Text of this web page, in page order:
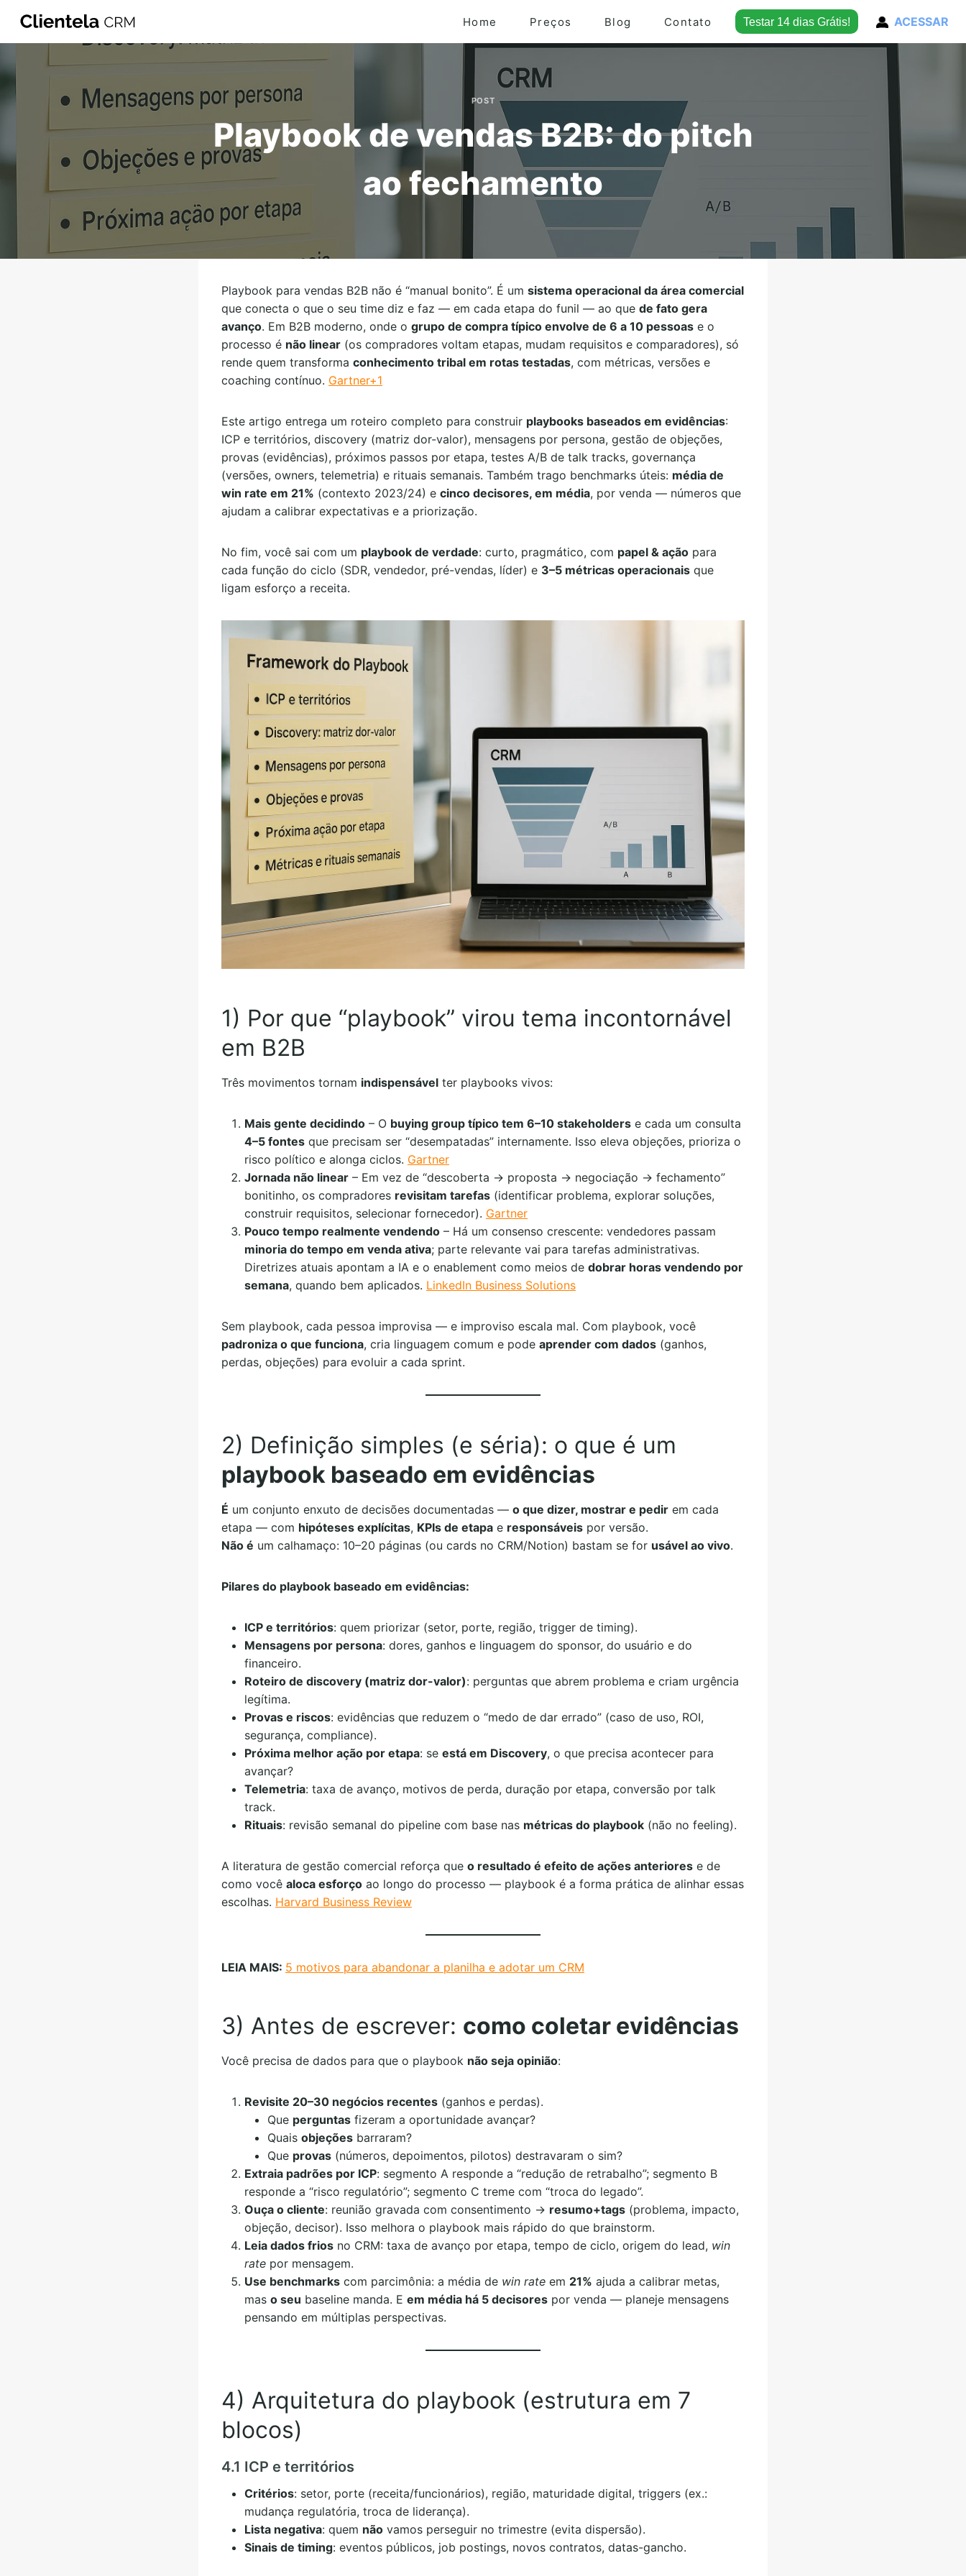
Home Preços Blog Contato Testar 14 dias Grátis! ACESSAR
POST
Playbook de vendas B2B: do pitch
ao fechamento
Playbook para vendas B2B não é “manual bonito”. É um sistema operacional da área comercial
que conecta o que o seu time diz e faz — em cada etapa do funil — ao que de fato gera
avanço. Em B2B moderno, onde o grupo de compra típico envolve de 6 a 10 pessoas e o
processo é não linear (os compradores voltam etapas, mudam requisitos e comparadores), só
rende quem transforma conhecimento tribal em rotas testadas, com métricas, versões e
coaching contínuo. Gartner+1
Este artigo entrega um roteiro completo para construir playbooks baseados em evidências:
ICP e territórios, discovery (matriz dor-valor), mensagens por persona, gestão de objeções,
provas (evidências), próximos passos por etapa, testes A/B de talk tracks, governança
(versões, owners, telemetria) e rituais semanais. Também trago benchmarks úteis: média de
win rate em 21% (contexto 2023/24) e cinco decisores, em média, por venda — números que
ajudam a calibrar expectativas e a priorização.
No fim, você sai com um playbook de verdade: curto, pragmático, com papel & ação para
cada função do ciclo (SDR, vendedor, pré-vendas, líder) e 3–5 métricas operacionais que
ligam esforço a receita.
1) Por que “playbook” virou tema incontornável
em B2B
Três movimentos tornam indispensável ter playbooks vivos:
Mais gente decidindo – O buying group típico tem 6–10 stakeholders e cada um consulta
4–5 fontes que precisam ser “desempatadas” internamente. Isso eleva objeções, prioriza o
risco político e alonga ciclos. Gartner
Jornada não linear – Em vez de “descoberta → proposta → negociação → fechamento”
bonitinho, os compradores revisitam tarefas (identificar problema, explorar soluções,
construir requisitos, selecionar fornecedor). Gartner
Pouco tempo realmente vendendo – Há um consenso crescente: vendedores passam
minoria do tempo em venda ativa; parte relevante vai para tarefas administrativas.
Diretrizes atuais apontam a IA e o enablement como meios de dobrar horas vendendo por
semana, quando bem aplicados. LinkedIn Business Solutions
Sem playbook, cada pessoa improvisa — e improviso escala mal. Com playbook, você
padroniza o que funciona, cria linguagem comum e pode aprender com dados (ganhos,
perdas, objeções) para evoluir a cada sprint.
2) Definição simples (e séria): o que é um
playbook baseado em evidências
É um conjunto enxuto de decisões documentadas — o que dizer, mostrar e pedir em cada
etapa — com hipóteses explícitas, KPIs de etapa e responsáveis por versão.
Não é um calhamaço: 10–20 páginas (ou cards no CRM/Notion) bastam se for usável ao vivo.
Pilares do playbook baseado em evidências:
ICP e territórios: quem priorizar (setor, porte, região, trigger de timing).
Mensagens por persona: dores, ganhos e linguagem do sponsor, do usuário e do
financeiro.
Roteiro de discovery (matriz dor-valor): perguntas que abrem problema e criam urgência
legítima.
Provas e riscos: evidências que reduzem o “medo de dar errado” (caso de uso, ROI,
segurança, compliance).
Próxima melhor ação por etapa: se está em Discovery, o que precisa acontecer para
avançar?
Telemetria: taxa de avanço, motivos de perda, duração por etapa, conversão por talk
track.
Rituais: revisão semanal do pipeline com base nas métricas do playbook (não no feeling).
A literatura de gestão comercial reforça que o resultado é efeito de ações anteriores e de
como você aloca esforço ao longo do processo — playbook é a forma prática de alinhar essas
escolhas. Harvard Business Review
LEIA MAIS: 5 motivos para abandonar a planilha e adotar um CRM
3) Antes de escrever: como coletar evidências
Você precisa de dados para que o playbook não seja opinião:
Revisite 20–30 negócios recentes (ganhos e perdas).
Que perguntas fizeram a oportunidade avançar?
Quais objeções barraram?
Que provas (números, depoimentos, pilotos) destravaram o sim?
Extraia padrões por ICP: segmento A responde a “redução de retrabalho”; segmento B
responde a “risco regulatório”; segmento C treme com “troca do legado”.
Ouça o cliente: reunião gravada com consentimento → resumo+tags (problema, impacto,
objeção, decisor). Isso melhora o playbook mais rápido do que brainstorm.
Leia dados frios no CRM: taxa de avanço por etapa, tempo de ciclo, origem do lead, win
rate por mensagem.
Use benchmarks com parcimônia: a média de win rate em 21% ajuda a calibrar metas,
mas o seu baseline manda. E em média há 5 decisores por venda — planeje mensagens
pensando em múltiplas perspectivas.
4) Arquitetura do playbook (estrutura em 7
blocos)
4.1 ICP e territórios
Critérios: setor, porte (receita/funcionários), região, maturidade digital, triggers (ex.:
mudança regulatória, troca de liderança).
Lista negativa: quem não vamos perseguir no trimestre (evita dispersão).
Sinais de timing: eventos públicos, job postings, novos contratos, datas-gancho.